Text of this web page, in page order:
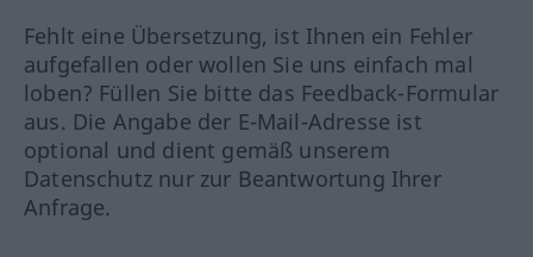
Fehlt eine Übersetzung, ist Ihnen ein Fehler
aufgefallen oder wollen Sie uns einfach mal
loben? Füllen Sie bitte das Feedback-Formular
aus. Die Angabe der E-Mail-Adresse ist
optional und dient gemäß unserem
Datenschutz nur zur Beantwortung Ihrer
Anfrage.